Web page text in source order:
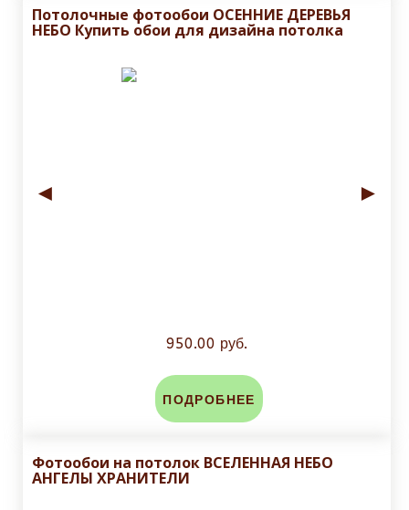
Потолочные фотообои ОСЕННИЕ ДЕРЕВЬЯ
НЕБО Купить обои для дизайна потолка
◄ ►
950.00 руб.
ПОДРОБНЕЕ
Фотообои на потолок ВСЕЛЕННАЯ НЕБО
АНГЕЛЫ ХРАНИТЕЛИ